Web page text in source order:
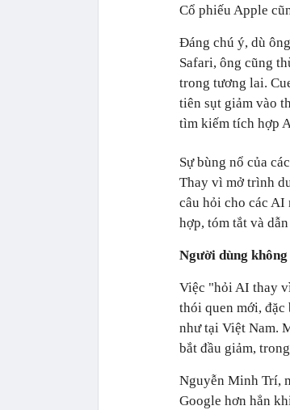
Cổ phiếu Apple
Đáng chú ý, dù
Safari, ông cũng
trong tương lai.
tiên sụt giảm vào
tìm kiếm tích hợp
Sự bùng nổ của
Thay vì mở trình
câu hỏi cho các AI
hợp, tóm tắt và
Người dùng
Việc "hỏi AI thay
thói quen mới,
như tại Việt Nam.
bắt đầu giảm,
Nguyễn Minh Trí,
Google hơn hẳn